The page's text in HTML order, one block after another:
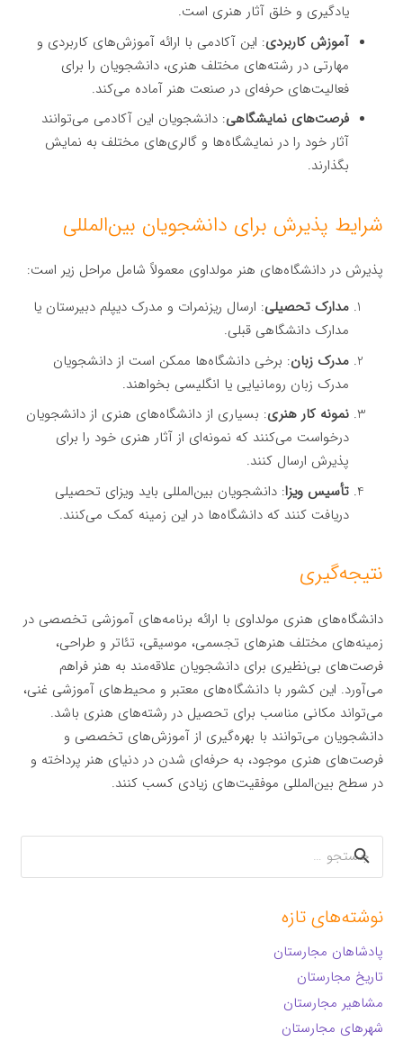
یادگیری و خلق آثار هنری است.
آموزش کاربردی: این آکادمی با ارائه آموزش‌های کاربردی و
مهارتی در رشته‌های مختلف هنری، دانشجویان را برای
فعالیت‌های حرفه‌ای در صنعت هنر آماده می‌کند.
فرصت‌های نمایشگاهی: دانشجویان این آکادمی می‌توانند
آثار خود را در نمایشگاه‌ها و گالری‌های مختلف به نمایش
بگذارند.
شرایط پذیرش برای دانشجویان بین‌المللی
پذیرش در دانشگاه‌های هنر مولداوی معمولاً شامل مراحل زیر است:
مدارک تحصیلی: ارسال ریزنمرات و مدرک دیپلم دبیرستان یا
مدارک دانشگاهی قبلی.
مدرک زبان: برخی دانشگاه‌ها ممکن است از دانشجویان
مدرک زبان رومانیایی یا انگلیسی بخواهند.
نمونه کار هنری: بسیاری از دانشگاه‌های هنری از دانشجویان
درخواست می‌کنند که نمونه‌ای از آثار هنری خود را برای
پذیرش ارسال کنند.
تأسیس ویزا: دانشجویان بین‌المللی باید ویزای تحصیلی
دریافت کنند که دانشگاه‌ها در این زمینه کمک می‌کنند.
نتیجه‌گیری
دانشگاه‌های هنری مولداوی با ارائه برنامه‌های آموزشی تخصصی در
زمینه‌های مختلف هنرهای تجسمی، موسیقی، تئاتر و طراحی،
فرصت‌های بی‌نظیری برای دانشجویان علاقه‌مند به هنر فراهم
می‌آورد. این کشور با دانشگاه‌های معتبر و محیط‌های آموزشی غنی،
می‌تواند مکانی مناسب برای تحصیل در رشته‌های هنری باشد.
دانشجویان می‌توانند با بهره‌گیری از آموزش‌های تخصصی و
فرصت‌های هنری موجود، به حرفه‌ای شدن در دنیای هنر پرداخته و
در سطح بین‌المللی موفقیت‌های زیادی کسب کنند.
جستجو
برای:
نوشته‌های تازه
پادشاهان مجارستان
تاریخ مجارستان
مشاهیر مجارستان
شهرهای مجارستان